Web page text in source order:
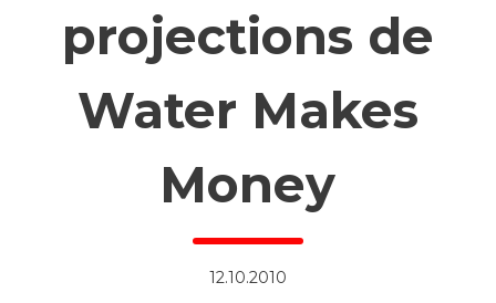
projections de
Water Makes
Money
12.10.2010